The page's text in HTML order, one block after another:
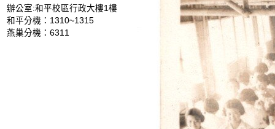
辦公室:和平校區行政大樓1樓
和平分機：1310~1315
燕巢分機：6311